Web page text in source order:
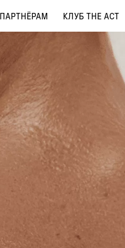
ПАРТНЁРАМ КЛУБ THE ACT